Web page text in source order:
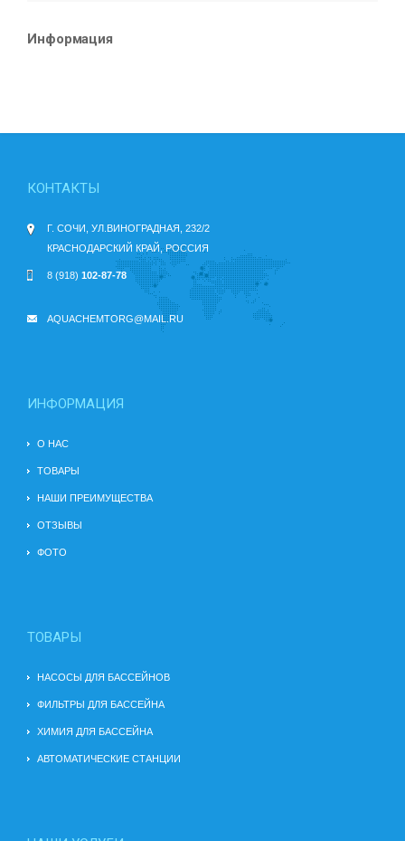
Информация
КОНТАКТЫ
Г. СОЧИ, УЛ.ВИНОГРАДНАЯ, 232/2
КРАСНОДАРСКИЙ КРАЙ, РОССИЯ
8 (918) 102-87-78
AQUACHEMTORG@MAIL.RU
ИНФОРМАЦИЯ
О НАС
ТОВАРЫ
НАШИ ПРЕИМУЩЕСТВА
ОТЗЫВЫ
ФОТО
ТОВАРЫ
НАСОСЫ ДЛЯ БАССЕЙНОВ
ФИЛЬТРЫ ДЛЯ БАССЕЙНА
ХИМИЯ ДЛЯ БАССЕЙНА
АВТОМАТИЧЕСКИЕ СТАНЦИИ